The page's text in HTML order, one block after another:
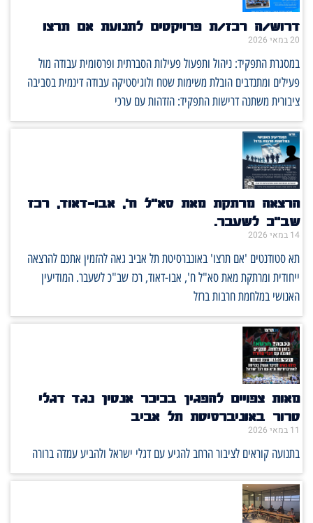
דרוש/ה רכז/ת פרויקטים לתנועת אם תרצו
20 במאי 2026
במסגרת התפקיד: ניהול ותפעול פעילות הסברתית ופרסומית עבודה מול
פעילים ומתנדבים הובלת משימות שטח ולוגיסטיקה עבודה דינמית בסביבה
ציבורית משתנה דרישות התפקיד: הזדהות עם ערכי
הרצאה מרתקת מאת סא"ל ח', אבו-דאוד, רכז
שב"כ לשעבר.
14 במאי 2026
תא סטודנטים 'אם תרצו' באונברסיטת תל אביב גאה להזמין אתכם להרצאה
ייחודית ומרתקת מאת סא"ל ח', אבו-דאוד, רכז שב"כ לשעבר. המודיעין
האנושי במלחמת חרבות ברזל
מאות צפויים להפגין בכיכר אנטין נגד דגלי
טרור באוניברסיטת תל אביב
11 במאי 2026
בתנועה קוראים לציבור הרחב להגיע עם דגלי ישראל ולהביע עמדה ברורה